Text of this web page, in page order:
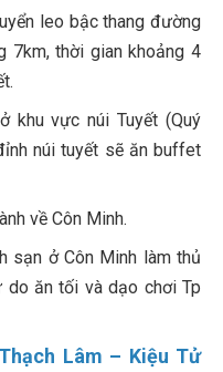
leo bậc thang đường
7km, thời gian khoảng 4
vực núi Tuyết (Quý
núi tuyết sẽ ăn buffet
về Côn Minh.
sạn ở Côn Minh làm thủ
do ăn tối và dạo chơi Tp
Lâm – Kiệu Tử